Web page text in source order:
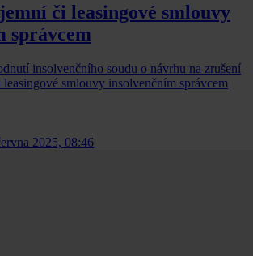
či leasingové smlouvy
správcem
insolvenčního soudu o návrhu na zrušení
smlouvy insolvenčním správcem
2025, 08:46